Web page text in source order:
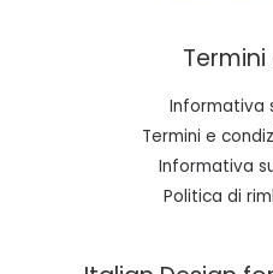
Informativa
Termini e
Informativa
Politica di